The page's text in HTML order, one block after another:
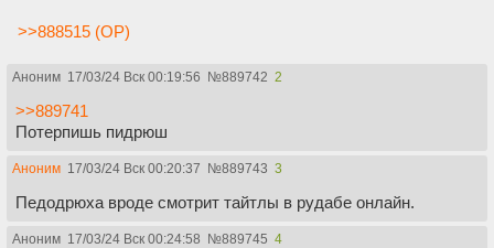
>>888515 (OP)
Аноним 17/03/24 Вск 00:19:56 №889742 2
>>889741
Потерпишь пидрюш
Аноним 17/03/24 Вск 00:20:37 №889743 3
Педодрюха вроде смотрит тайтлы в рудабе онлайн.
Аноним 17/03/24 Вск 00:24:58 №889745 4